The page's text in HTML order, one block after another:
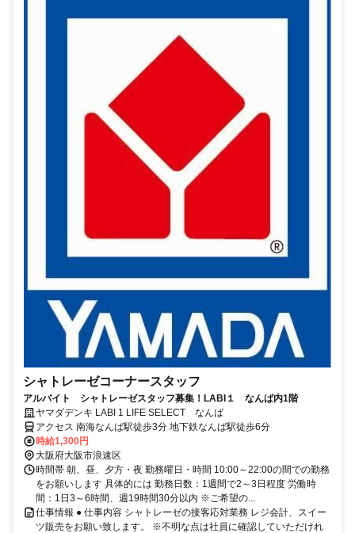
シャトレーゼコーナースタッフ
アルバイト シャトレーゼスタッフ募集！LABI１ なんば内1階
ヤマダデンキ LABI 1 LIFE SELECT なんば
アクセス 南海なんば駅徒歩3分 地下鉄なんば駅徒歩6分
時給1,300円
大阪府大阪市浪速区
時間帯 朝、昼、夕方・夜 勤務曜日・時間 10:00～22:00の間での勤務
をお願いします 具体的には 勤務日数：1週間で2～3日程度 労働時
間：1日3～6時間、週19時間30分以内 ※ご希望の...
仕事情報 ● 仕事内容 シャトレーゼの接客応対業務 レジ会計、スイー
ツ販売をお願い致します。 ※不明な点は社員に確認していただけれ